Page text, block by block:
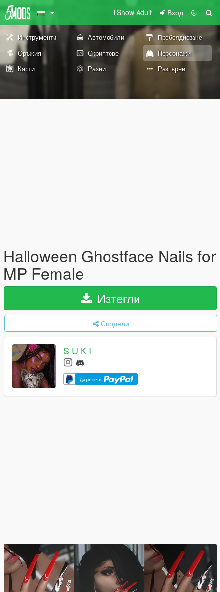
Show Adult Вход
Инструменти Автомобили Пребоядисване
Оръжия Скриптове
Персонажи
Карти
Разни Разгърни
Halloween Ghostface Nails for
MP Female
Изтегли
Сподели
S U K I
Дарете с